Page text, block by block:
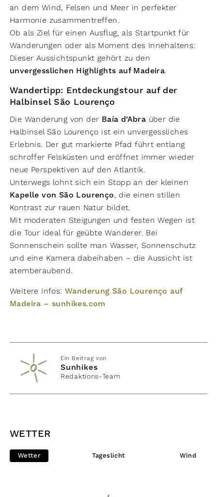
an dem Wind, Felsen und Meer in perfekter
Harmonie zusammentreffen.
Ob als Ziel für einen Ausflug, als Startpunkt für
Wanderungen oder als Moment des Innehaltens:
Dieser Aussichtspunkt gehört zu den
unvergesslichen Highlights auf Madeira.
Wandertipp: Entdeckungstour auf der
Halbinsel São Lourenço
Die Wanderung von der Baía d’Abra über die
Halbinsel São Lourenço ist ein unvergessliches
Erlebnis. Der gut markierte Pfad führt entlang
schroffer Felsküsten und eröffnet immer wieder
neue Perspektiven auf den Atlantik.
Unterwegs lohnt sich ein Stopp an der kleinen
Kapelle von São Lourenço, die einen stillen
Kontrast zur rauen Natur bildet.
Mit moderaten Steigungen und festen Wegen ist
die Tour ideal für geübte Wanderer. Bei
Sonnenschein sollte man Wasser, Sonnenschutz
und eine Kamera dabeihaben – die Aussicht ist
atemberaubend.
Weitere Infos: Wanderung São Lourenço auf
Madeira – sunhikes.com
Ein Beitrag von
Sunhikes
Redaktions-Team
WETTER
Wetter Tageslicht Wind